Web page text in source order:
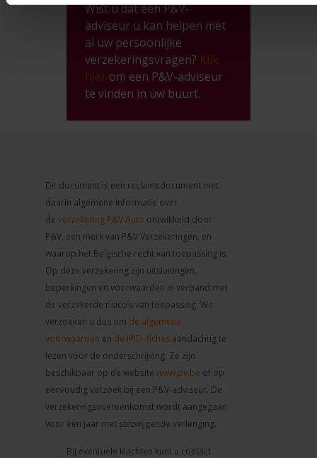
Wist u dat een P&V-
adviseur u kan helpen met
al uw persoonlijke
verzekeringsvragen? Klik
hier om een P&V-adviseur
te vinden in uw buurt.
Dit document is een reclamedocument met
daarin algemene informatie over
deverzekering P&V Auto ontwikkeld door
P&V, een merk van P&V Verzekeringen, en
waarop het Belgische recht van toepassing is.
Op deze verzekering zijn uitsluitingen,
beperkingen en voorwaarden in verband met
de verzekerde risico’s van toepassing. We
verzoeken u dus om de algemene
voorwaarden en de IPID–fiches aandachtig te
lezen vóór de onderschrijving. Ze zijn
beschikbaar op de websitewww.pv.be of op
eenvoudig verzoek bij een P&V-adviseur. De
verzekeringsovereenkomst wordt aangegaan
voor één jaar met stilzwijgende verlenging.
Bij eventuele klachten kunt u contact